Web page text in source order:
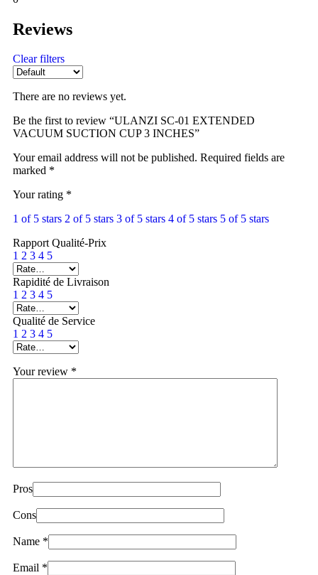
Reviews
Clear filters
There are no reviews yet.
Be the first to review “ULANZI SC-01 EXTENDED
VACUUM SUCTION CUP 3 INCHES”
Your email address will not be published. Required fields are
marked *
Your rating *
1 of 5 stars 2 of 5 stars 3 of 5 stars 4 of 5 stars 5 of 5 stars
Rapport Qualité-Prix
1 2 3 4 5
Rapidité de Livraison
1 2 3 4 5
Qualité de Service
1 2 3 4 5
Your review *
Pros
Cons
Name *
Email *